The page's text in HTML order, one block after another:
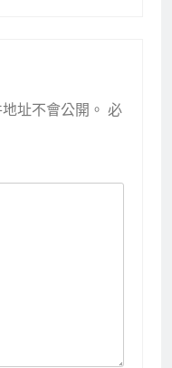
址不會公開。